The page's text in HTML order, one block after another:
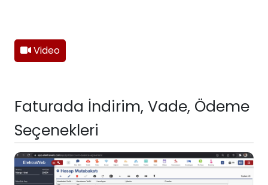
Video
Faturada İndirim, Vade, Ödeme
Seçenekleri